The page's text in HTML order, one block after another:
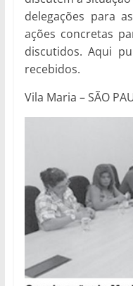
delegações para
ações concretas
discutidos. Aqui
recebidos.
Vila Maria – SÃO